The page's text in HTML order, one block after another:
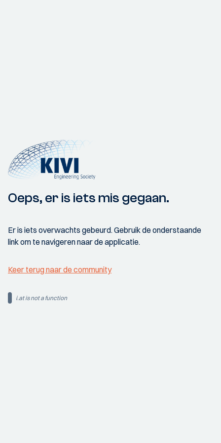
Oeps, er is iets mis gegaan.
Er is iets overwachts gebeurd. Gebruik de onderstaande
link om te navigeren naar de applicatie.
Keer terug naar de community
i.at is not a function